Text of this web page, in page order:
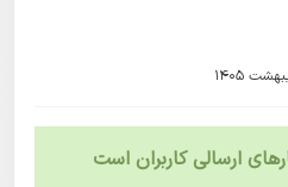
ارسالی کاربران است